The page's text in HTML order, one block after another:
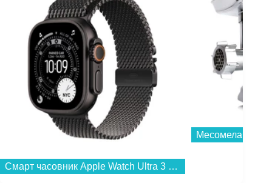
Смарт часовник Apple Watch Ultra 3 49mm Black/Milanese L mf1t4 , 1.98...
Месомелачка